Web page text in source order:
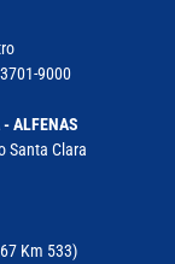
9000
- ALFENAS
Santa Clara
Km 533)